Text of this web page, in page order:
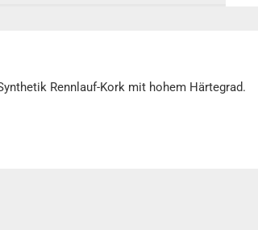
Rennlauf-Kork mit hohem Härtegrad.